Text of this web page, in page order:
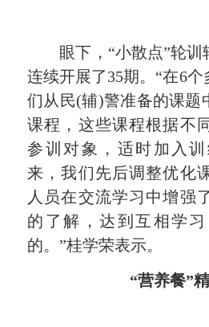
眼下，“小散点”轮
连续开展了35期。 “在6个
们从民(辅)警准备的课题
课程，这些课程根据不
参训对象，适时加入训
来，我们先后调整优化
人员在交流学习中增强
的了解，达到互相学
的。”桂学荣表示。
“营养餐”